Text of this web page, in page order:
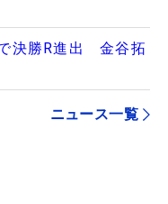
決勝R進出 金谷拓
ニュース一覧